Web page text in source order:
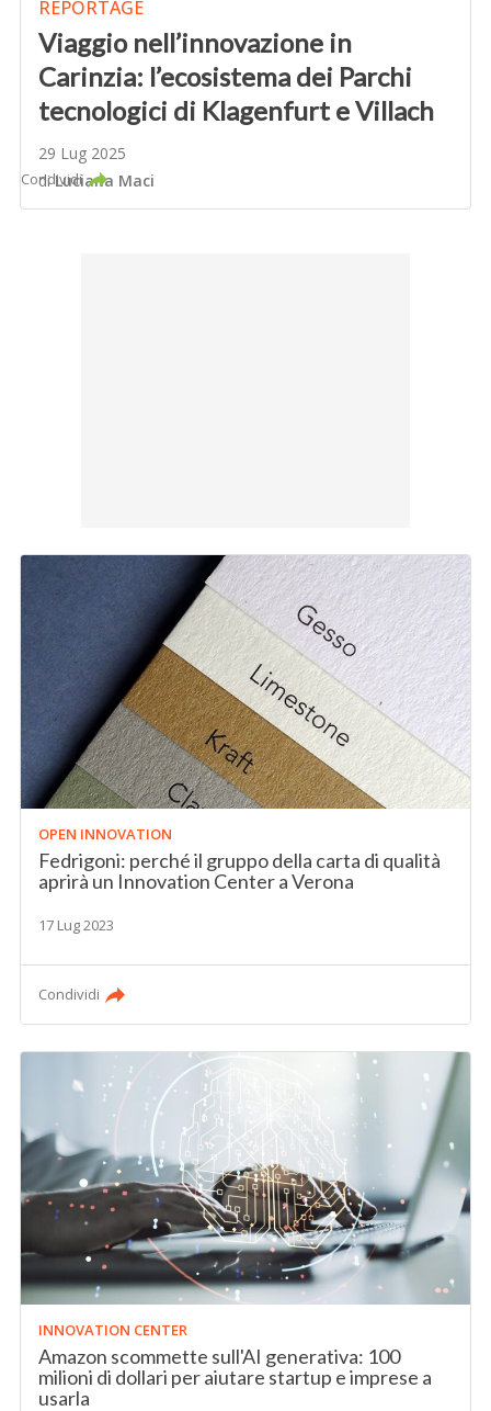
REPORTAGE
Viaggio nell’innovazione in
Carinzia: l’ecosistema dei Parchi
tecnologici di Klagenfurt e Villach
29 Lug 2025
diLuciana Maci
Condividi
OPEN INNOVATION
Fedrigoni: perché il gruppo della carta di qualità
aprirà un Innovation Center a Verona
17 Lug 2023
Condividi
INNOVATION CENTER
Amazon scommette sull'AI generativa: 100
milioni di dollari per aiutare startup e imprese a
usarla